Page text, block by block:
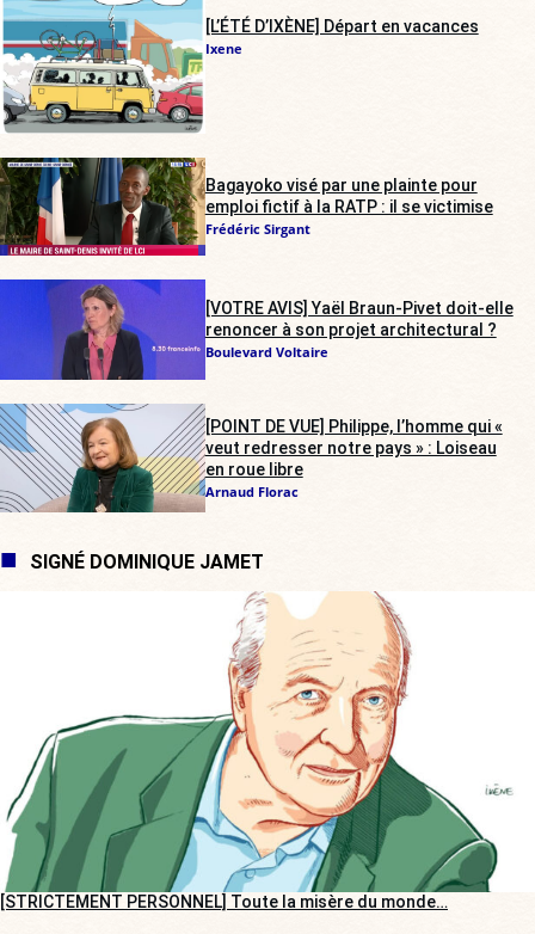
[L’ÉTÉ D’IXÈNE] Départ en vacances
Ixene
Bagayoko visé par une plainte pour
emploi fictif à la RATP : il se victimise
Frédéric Sirgant
[VOTRE AVIS] Yaël Braun-Pivet doit-elle
renoncer à son projet architectural ?
Boulevard Voltaire
[POINT DE VUE] Philippe, l’homme qui «
veut redresser notre pays » : Loiseau
en roue libre
Arnaud Florac
SIGNÉ DOMINIQUE JAMET
[STRICTEMENT PERSONNEL] Toute la misère du monde…